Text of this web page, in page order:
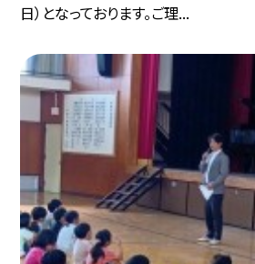
日）となっております。ご理...